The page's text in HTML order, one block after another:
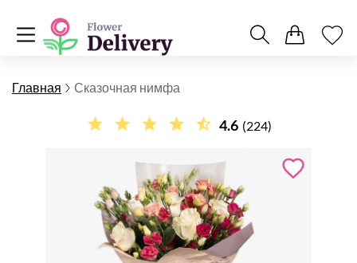
Главная Сказочная нимфа
4.6 (224)